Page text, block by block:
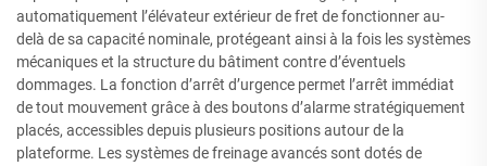
automatiquement l’élévateur extérieur de fret de fonctionner au-
delà de sa capacité nominale, protégeant ainsi à la fois les systèmes
mécaniques et la structure du bâtiment contre d’éventuels
dommages. La fonction d’arrêt d’urgence permet l’arrêt immédiat
de tout mouvement grâce à des boutons d’alarme stratégiquement
placés, accessibles depuis plusieurs positions autour de la
plateforme. Les systèmes de freinage avancés sont dotés de